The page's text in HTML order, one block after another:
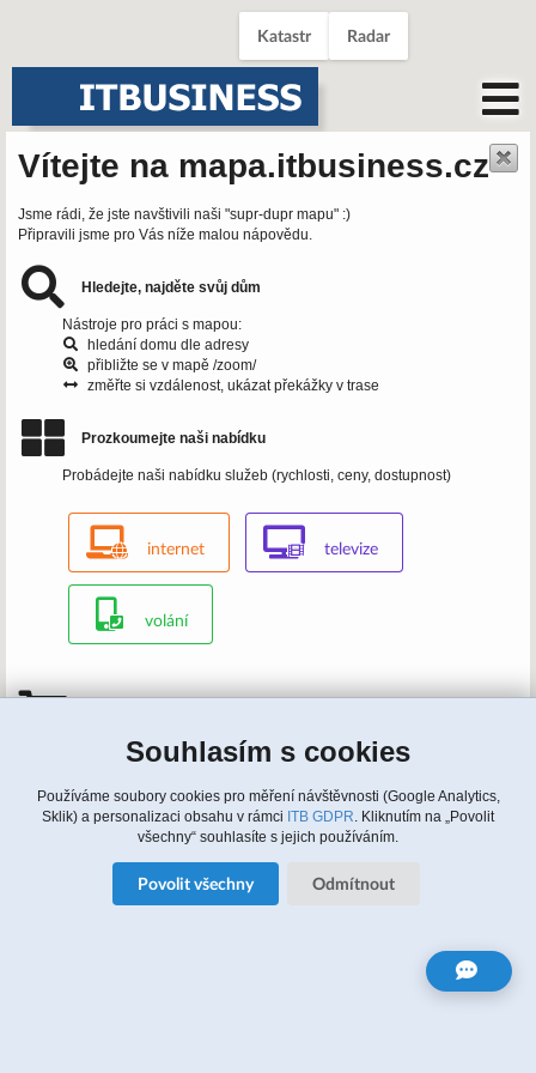
Souhlasím s cookies
Používáme soubory cookies pro měření návštěvnosti (Google Analytics,
Sklik) a personalizaci obsahu v rámci ITB GDPR. Kliknutím na „Povolit
všechny“ souhlasíte s jejich používáním.
Povolit všechny Odmítnout
Katastr Radar
Vítejte na mapa.itbusiness.cz
Jsme rádi, že jste navštivili naši "supr-dupr mapu" :)
Připravili jsme pro Vás níže malou nápovědu.
Hledejte, najděte svůj dům
Nástroje pro práci s mapou:
hledání domu dle adresy
přibližte se v mapě /zoom/
změřte si vzdálenost, ukázat překážky v trase
Prozkoumejte naši nabídku
Probádejte naši nabídku služeb (rychlosti, ceny, dostupnost)
internet televize
volání
Zavolejte nám: 315 810 620, 608 964 464 (english)
Update cookies nastaveni
Zájem o služby